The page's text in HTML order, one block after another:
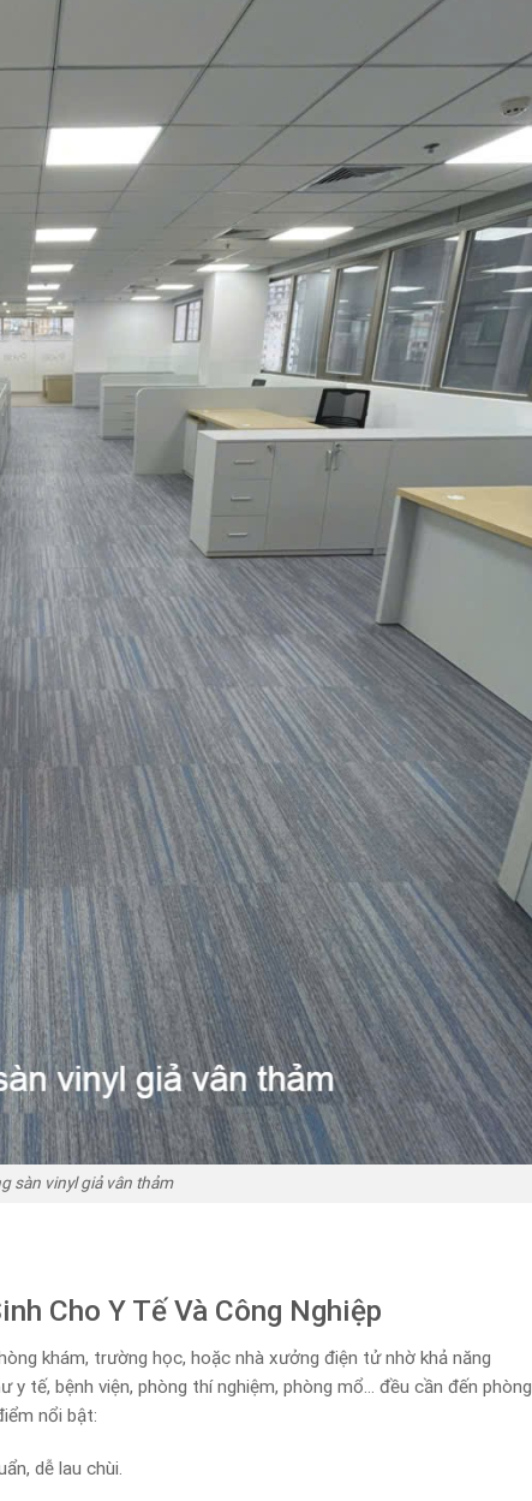
sàn vinyl giả vân thảm
Cho Y Tế Và Công Nghiệp
khám, trường học, hoặc nhà xưởng điện tử nhờ khả năng
tế, bệnh viện, phòng thí nghiệm, phòng mổ… đều cần đến phòng
nổi bật:
dễ lau chùi.